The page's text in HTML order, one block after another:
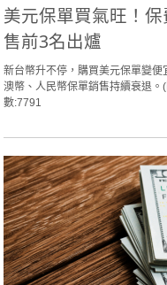
美元保單買氣旺！
售前3名出爐
新台幣升不停，購買美元保單變
澳幣、人民幣保單銷售持續衰退。
數:7791